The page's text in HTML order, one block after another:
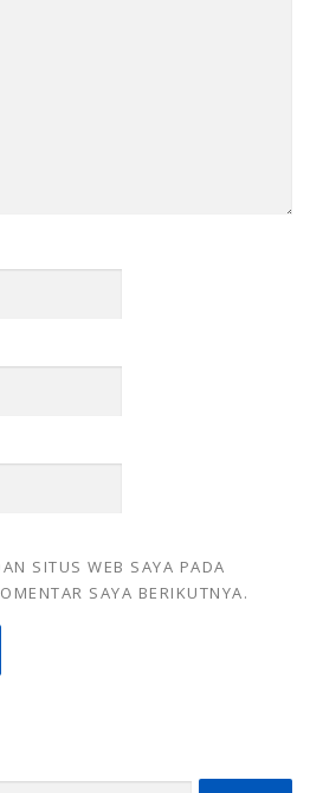
SITUS WEB SAYA PADA
SAYA BERIKUTNYA.